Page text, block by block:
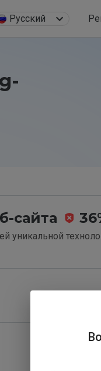
Русский
сайта
уникальной